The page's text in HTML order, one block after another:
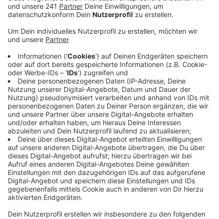
Anzeige
in der Eifel diskutiert – jetzt gibt es für die Pläne einen
neuen Rückschlag. Wegen einer milliardenschweren
Finanzlücke beim Bund droht dem Weiterbau der
Autobahn neue Verzögerung.
Von einem echten Schock und einer herben
Enttäuschung sprechen Landrat Ramers und
Blankenheims Bürgermeisterin Meuren. Sie haben
gemeinsam mit der Landrätin aus der Vulkaneifel eine
Stellungnahme geschrieben. Der neue Bundes-
Verkehrsminister aus der Eifel habe Hoffnung bereitet,
dass es mit dem Lückenschluss weitergeht. Erst recht
wegen des milliardenschweren Sondervermögens für